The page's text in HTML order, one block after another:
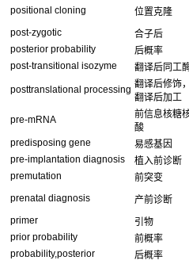
positional cloning
位置克隆
post-zygotic
合子后
posterior probability
后概率
post-transitional isozyme
翻译后同工
posttranslational processing 翻译后修饰，
翻译后加工
pre-mRNA
前信息核糖
酸
predisposing gene 易感基因
pre-implantation diagnosis
植入前诊断
premutation
前突变
prenatal diagnosis
产前诊断
primer
引物
prior probability
前概率
probability,posterior
后概率